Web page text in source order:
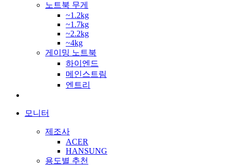
노트북 무게
~1.2kg
~1.7kg
~2.2kg
~4kg
게이밍 노트북
하이엔드
메인스트림
엔트리
모니터
제조사
ACER
HANSUNG
용도별 추천